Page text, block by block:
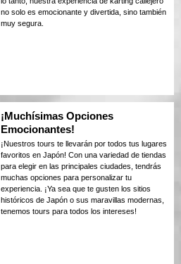
no solo es emocionante y divertida, sino también
muy segura.
¡Muchísimas Opciones
Emocionantes!
¡Nuestros tours te llevarán por todos tus lugares
favoritos en Japón! Con una variedad de tiendas
para elegir en las principales ciudades, tendrás
muchas opciones para personalizar tu
experiencia. ¡Ya sea que te gusten los sitios
históricos de Japón o sus maravillas modernas,
tenemos tours para todos los intereses!